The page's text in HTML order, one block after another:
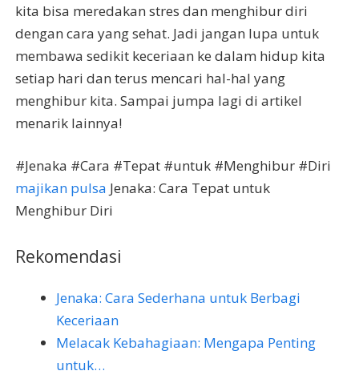
kita bisa meredakan stres dan menghibur diri
dengan cara yang sehat. Jadi jangan lupa untuk
membawa sedikit keceriaan ke dalam hidup kita
setiap hari dan terus mencari hal-hal yang
menghibur kita. Sampai jumpa lagi di artikel
menarik lainnya!
#Jenaka #Cara #Tepat #untuk #Menghibur #Diri
majikan pulsa Jenaka: Cara Tepat untuk
Menghibur Diri
Rekomendasi
Jenaka: Cara Sederhana untuk Berbagi
Keceriaan
Melacak Kebahagiaan: Mengapa Penting
untuk…